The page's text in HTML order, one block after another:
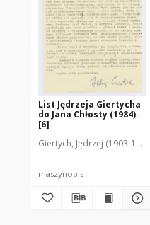
List Jędrzeja Giertycha
do Jana Chłosty (1984).
[6]
Giertych, Jędrzej (1903-1992)
maszynopis